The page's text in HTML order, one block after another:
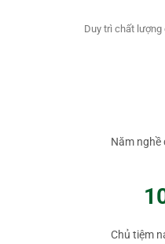
Duy trì chất
Năm nghề
Chủ tiệm